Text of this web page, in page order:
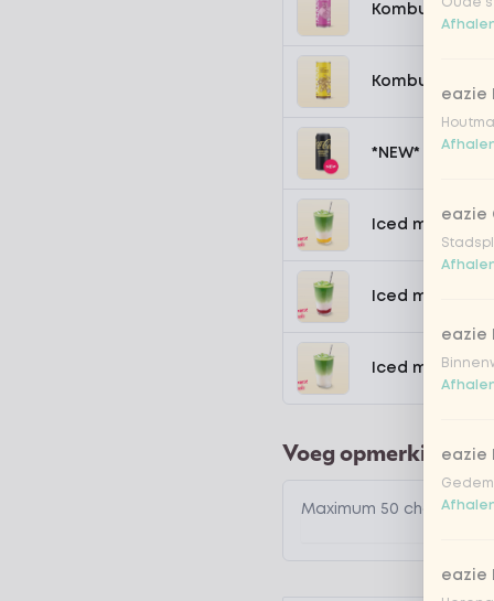
Kombucha
Kombucha
*NEW* Coca-
Iced matcha
Iced matcha
Iced matcha
Voeg opmerking toe
Oude
eazie
eazie
eazie
eazie
eazie